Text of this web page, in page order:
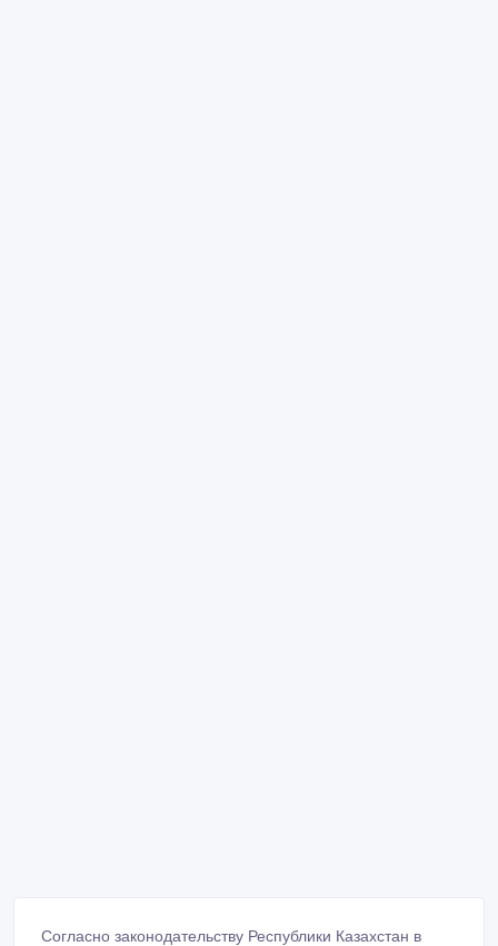
Согласно законодательству Республики Казахстан в